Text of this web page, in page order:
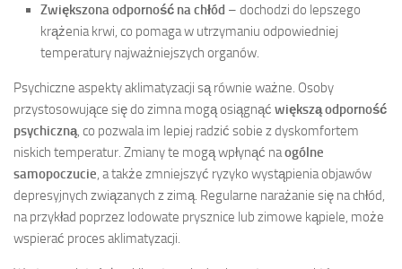
Zwiększona odporność na chłód – dochodzi do lepszego
krążenia krwi, co pomaga w utrzymaniu odpowiedniej
temperatury najważniejszych organów.
Psychiczne aspekty aklimatyzacji są równie ważne. Osoby
przystosowujące się do zimna mogą osiągnąć większą odporność
psychiczną, co pozwala im lepiej radzić sobie z dyskomfortem
niskich temperatur. Zmiany te mogą wpłynąć naogólne
samopoczucie, a także zmniejszyć ryzyko wystąpienia objawów
depresyjnych związanych z zimą. Regularne narażanie się na chłód,
na przykład poprzez lodowate prysznice lub zimowe kąpiele, może
wspierać proces aklimatyzacji.